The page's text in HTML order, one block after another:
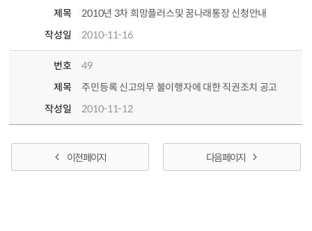
제목
2010년 3차 희망플러스및 꿈나래통장 신청안내
작성일
2010-11-16
번호
49
제목
주민등록 신고의무 불이행자에 대한 직권조치 공고
작성일
2010-11-12
이전 페이지 다음 페이지